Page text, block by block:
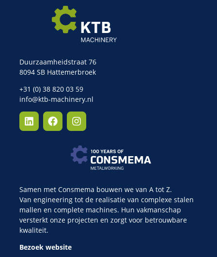
Duurzaamheidstraat 76
8094 SB Hattemerbroek
+31 (0) 38 820 03 59
info@ktb-machinery.nl
Samen met Consmema bouwen we van A tot Z.
Van engineering tot de realisatie van complexe stalen
mallen en complete machines. Hun vakmanschap
versterkt onze projecten en zorgt voor betrouwbare
kwaliteit.
Bezoek website